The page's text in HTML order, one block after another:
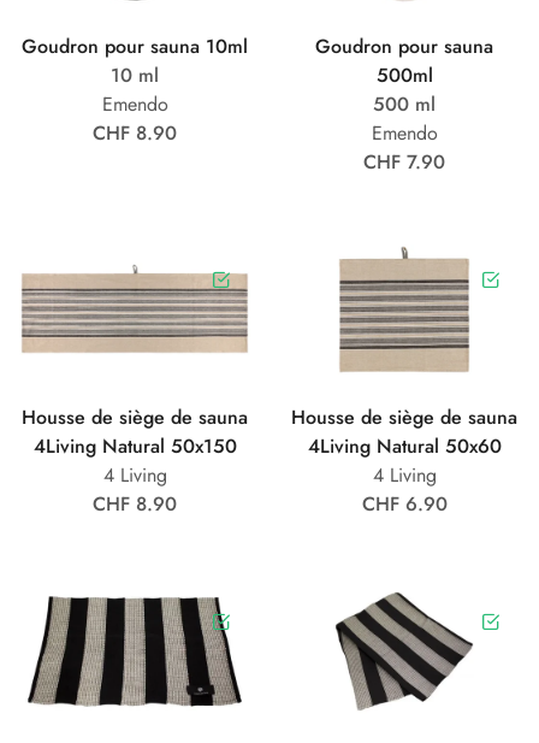
Goudron pour sauna 10ml
10 ml
Emendo
CHF 8.90
Goudron pour sauna
500ml
500 ml
Emendo
CHF 7.90
Housse de siège de sauna
4Living Natural 50x150
4 Living
CHF 8.90
Housse de siège de sauna
4Living Natural 50x60
4 Living
CHF 6.90